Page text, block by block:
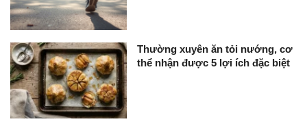
Thường xuyên ăn tỏi nướng, cơ
thể nhận được 5 lợi ích đặc biệt